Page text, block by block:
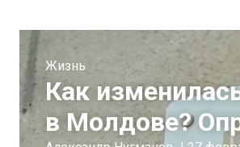
Жизнь
Как
в Молдове?